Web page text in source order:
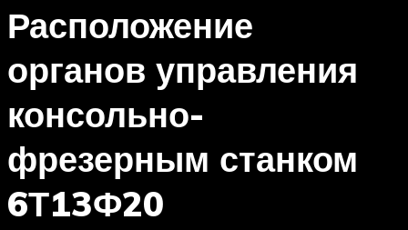
Расположение
органов управления
консольно-
фрезерным станком
6Т13Ф20